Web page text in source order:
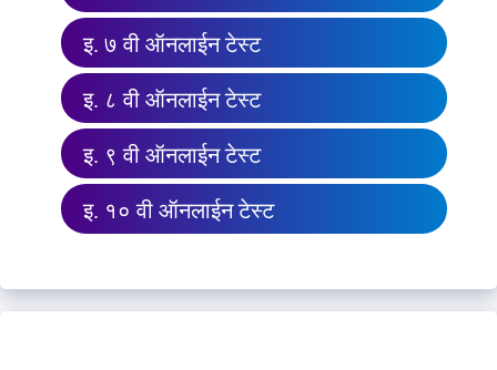
इ. ७ वी ऑनलाईन टेस्ट
इ. ८ वी ऑनलाईन टेस्ट
इ. ९ वी ऑनलाईन टेस्ट
इ. १० वी ऑनलाईन टेस्ट